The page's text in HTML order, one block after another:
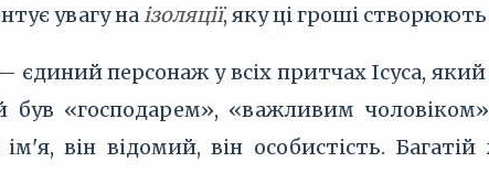
увагу наізоляції, яку ці гроші
єдиний персонаж у всіх притчах Ісуса,
був «господарем», «важливим
він відомий, він особистість.